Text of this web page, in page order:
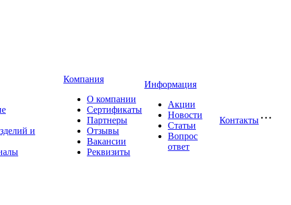
и
Компания
О компании
Сертификаты
Партнеры
Отзывы
Вакансии
Реквизиты
Информация
Акции
Новости
Статьи
Вопрос
ответ
Контакты